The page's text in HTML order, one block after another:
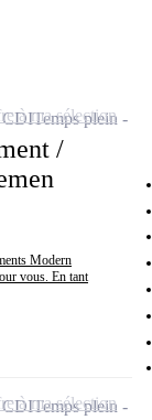
/
Modern
vous. En tant
CDITemps plein
à ma sélection
CDITemps plein
à ma sélection